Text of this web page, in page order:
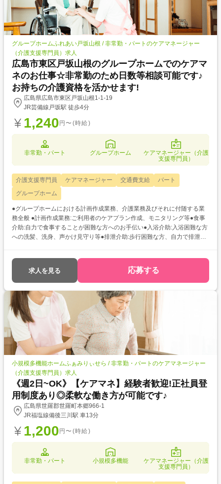
グループホームふれあい戸坂山根 / 非常勤・パートのケアマネージャー
（介護支援専門員）求人
広島市東区戸坂山根のグループホームでのケアマ
ネのお仕事☆非常勤のため日数等相談可能です♪
お持ちの介護資格を活かせます!
広島県広島市東区戸坂山根1-1-19
JR芸備線戸坂駅 徒歩4分
1,240 円〜(時給)
非常勤・パート グループホーム
ケアマネージャー（介護
支援専門員）
介護支援専門員 ケアマネージャー 交通費支給
パート
グループホーム
●グループホームにおける計画作成業務、介護業務及びそれに付随する業
務全般 ●計画作成業務:ご利用者のケアプラン作成、モニタリング等●食事
介助:自力で食事することが困難な方へのお手伝い●入浴介助:入浴困難な方
への洗髪、洗身、声かけ見守り等●排泄介助:歩行困難な方、自力で排泄で
求人を見る 応募する
小規模多機能ホームふぁみりぃせら / 非常勤・パートのケアマネージャー
（介護支援専門員）求人
《週2日~OK》【ケアマネ】経験者歓迎!正社員登
用制度あり◎柔軟な働き方が可能です♪
広島県世羅郡世羅町本郷966-1
JR福塩線備後三川駅 車13分
1,200 円〜(時給)
非常勤・パート 小規模多機能
ケアマネージャー（介護
支援専門員）